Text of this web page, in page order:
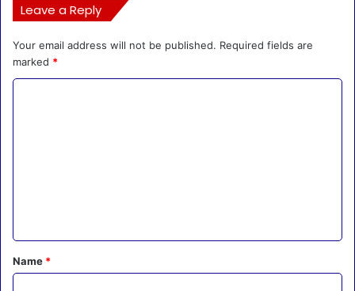
Leave a Reply
Your email address will not be published. Required fields are
marked *
*
Name *